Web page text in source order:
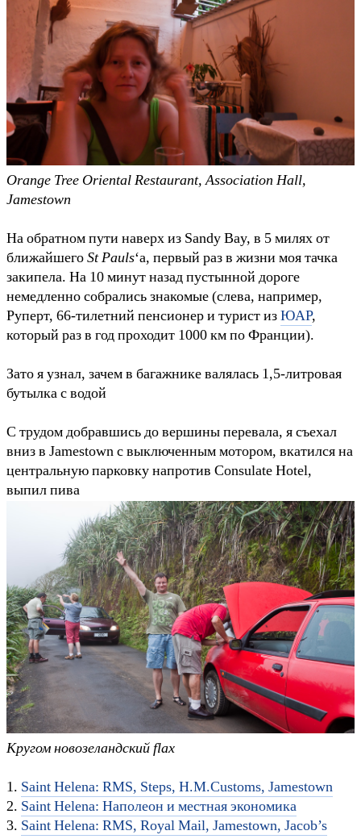
Orange Tree Oriental Restaurant, Association Hall,
Jamestown
На обратном пути наверх из Sandy Bay, в 5 милях от
ближайшегоSt Pauls‘а, первый раз в жизни моя тачка
закипела. На 10 минут назад пустынной дороге
немедленно собрались знакомые (слева, например,
Руперт, 66-тилетний пенсионер и турист изЮАР,
который раз в год проходит 1000 км по Франции).
Зато я узнал, зачем в багажнике валялась 1,5-литровая
бутылка с водой
С трудом добравшись до вершины перевала, я съехал
вниз в Jamestown с выключенным мотором, вкатился на
центральную парковку напротив Consulate Hotel,
выпил пива
Кругом новозеландский flax
1. Saint Helena: RMS, Steps, H.M.Customs, Jamestown
2. Saint Helena: Наполеон и местная экономика
3. Saint Helena: RMS, Royal Mail, Jamestown, Jacob’s